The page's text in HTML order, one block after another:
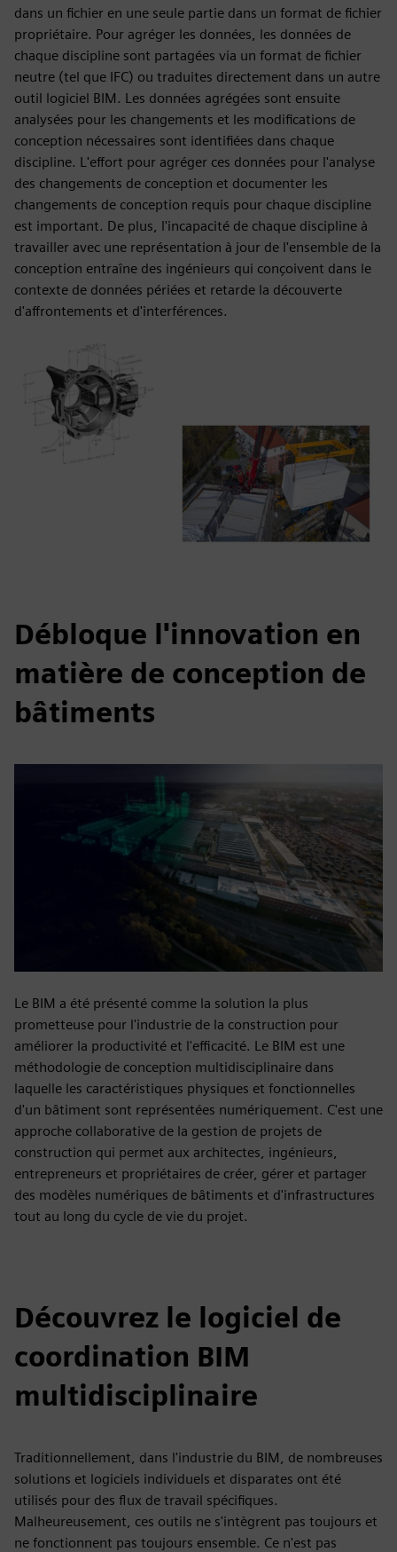
dans un fichier en une seule partie dans un format de fichier
propriétaire. Pour agréger les données, les données de
chaque discipline sont partagées via un format de fichier
neutre (tel que IFC) ou traduites directement dans un autre
outil logiciel BIM. Les données agrégées sont ensuite
analysées pour les changements et les modifications de
conception nécessaires sont identifiées dans chaque
discipline. L'effort pour agréger ces données pour l'analyse
des changements de conception et documenter les
changements de conception requis pour chaque discipline
est important. De plus, l'incapacité de chaque discipline à
travailler avec une représentation à jour de l'ensemble de la
conception entraîne des ingénieurs qui conçoivent dans le
contexte de données périées et retarde la découverte
d'affrontements et d'interférences.
Débloque l'innovation en
matière de conception de
bâtiments
Le BIM a été présenté comme la solution la plus
prometteuse pour l'industrie de la construction pour
améliorer la productivité et l'efficacité. Le BIM est une
méthodologie de conception multidisciplinaire dans
laquelle les caractéristiques physiques et fonctionnelles
d'un bâtiment sont représentées numériquement. C'est une
approche collaborative de la gestion de projets de
construction qui permet aux architectes, ingénieurs,
entrepreneurs et propriétaires de créer, gérer et partager
des modèles numériques de bâtiments et d'infrastructures
tout au long du cycle de vie du projet.
Découvrez le logiciel de
coordination BIM
multidisciplinaire
Traditionnellement, dans l'industrie du BIM, de nombreuses
solutions et logiciels individuels et disparates ont été
utilisés pour des flux de travail spécifiques.
Malheureusement, ces outils ne s'intègrent pas toujours et
ne fonctionnent pas toujours ensemble. Ce n'est pas